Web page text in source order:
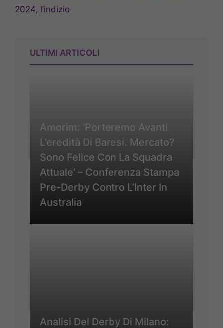
2024, l’indizio
ULTIMI ARTICOLI
Amorim: ‘Porteremo Avanti
L’eredità Di Baresi. Mercato?
Sono Felice Con La Squadra
Attuale’ – Conferenza Stampa
Pre-Derby Contro L’Inter In
Australia
Analisi Del Derby Di Milano: